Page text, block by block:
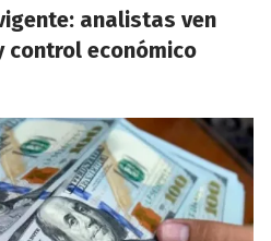
analistas ven
económico